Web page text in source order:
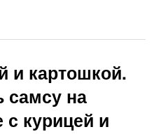
и картошкой.
самсу на
курицей и